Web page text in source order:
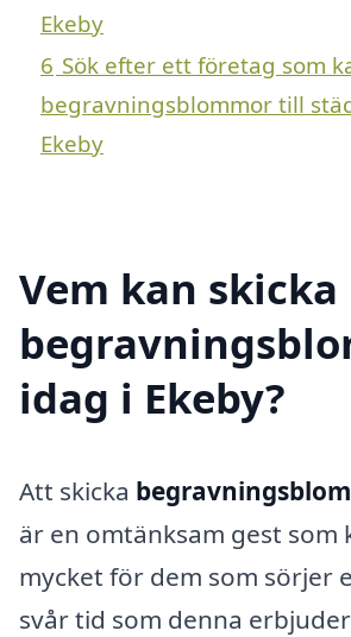
Ekeby
6 Sök efter ett företag som
begravningsblommor till
Ekeby
Vem kan skicka
idag i Ekeby?
Att skicka
är en omtänksam gest som
mycket för dem som sörjer
svår tid som denna